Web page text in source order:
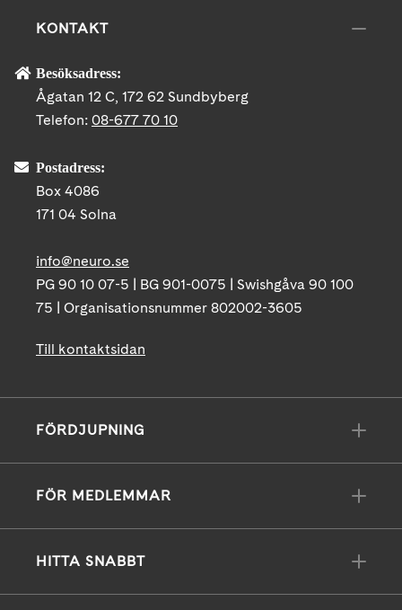
KONTAKT
Besöksadress:
Ågatan 12 C, 172 62 Sundbyberg
Telefon: 08-677 70 10
Postadress:
Box 4086
171 04 Solna
info@neuro.se
PG 90 10 07-5 | BG 901-0075 | Swishgåva 90 100
75 | Organisationsnummer 802002-3605
Till kontaktsidan
FÖRDJUPNING
FÖR MEDLEMMAR
HITTA SNABBT